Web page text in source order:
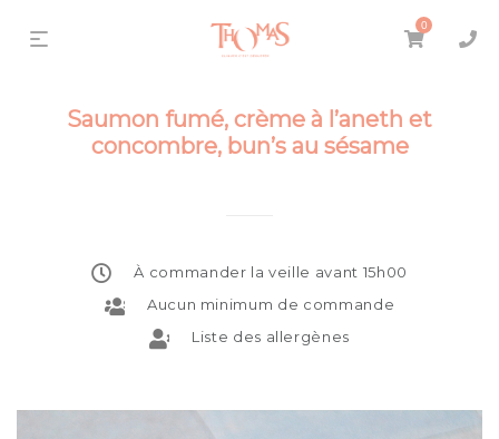
0
Saumon fumé, crème à l’aneth et
concombre, bun’s au sésame
À commander la veille avant 15h00
Aucun minimum de commande
Liste des allergènes